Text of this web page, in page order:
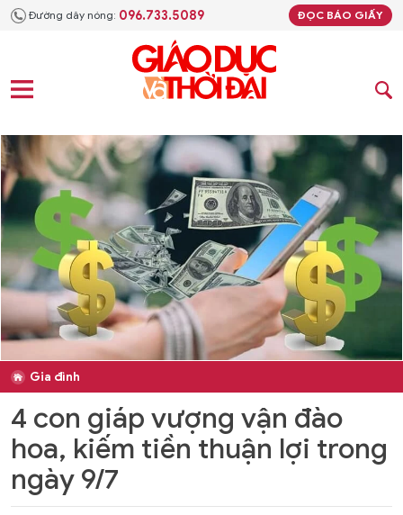
Đường dây nóng: 096.733.5089 ĐỌC BÁO GIẤY
Gia đình
4 con giáp vượng vận đào
hoa, kiếm tiền thuận lợi trong
ngày 9/7